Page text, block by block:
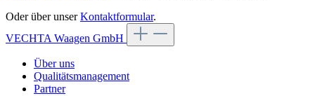
Oder über unserKontaktformular.
VECHTA Waagen GmbH
Über uns
Qualitätsmanagement
Partner